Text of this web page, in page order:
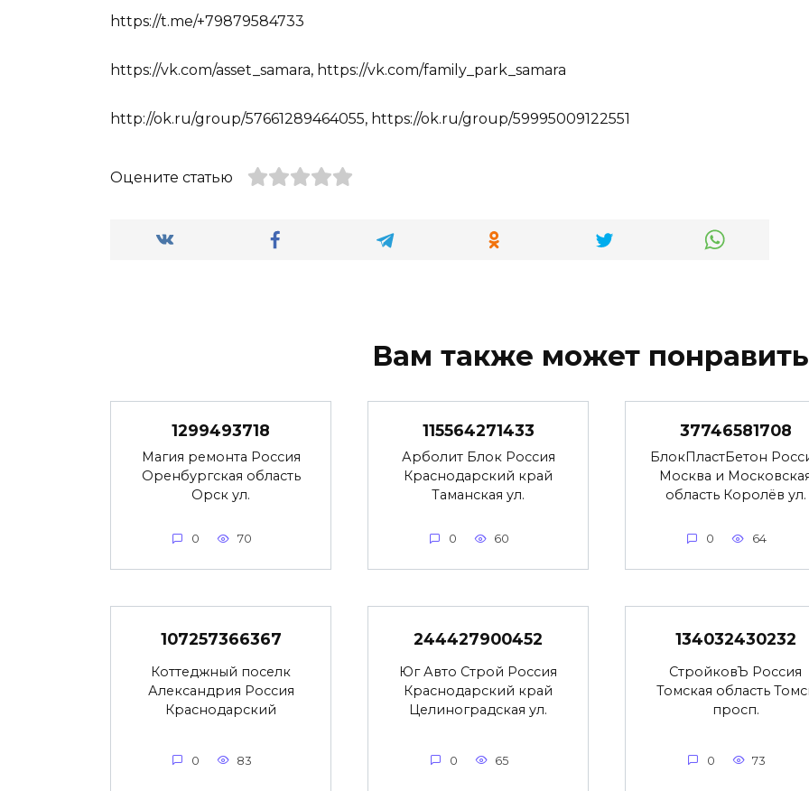
https://t.me/+79879584733
https://vk.com/asset_samara, https://vk.com/family_park_samara
http://ok.ru/group/57661289464055, https://ok.ru/group/59995009122551
Оцените статью
Вам также может
1299493718
Магия ремонта Россия
Оренбургская область
Орск ул.
0 70
115564271433
Арболит Блок Россия
Краснодарский край
Таманская ул.
0 60
37746581708
БлокПластБетон
Москва и
область Королёв ул.
0 64
107257366367
Коттеджный поселк
Александрия Россия
Краснодарский
0 83
244427900452
Юг Авто Строй Россия
Краснодарский край
Целиноградская ул.
0 65
134032430232
СтройковЪ Россия
Томская область
просп.
0 73